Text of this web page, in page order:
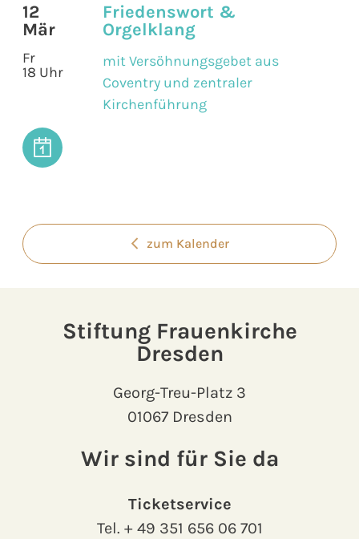
12
Mär
Fr
18 Uhr
Friedenswort &
Orgelklang
mit Versöhnungsgebet aus
Coventry und zentraler
Kirchenführung
zum Kalender
Stiftung Frauenkirche
Dresden
Georg-Treu-Platz 3
01067 Dresden
Wir sind für Sie da
Ticketservice
Tel. + 49 351 656 06 701